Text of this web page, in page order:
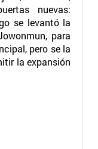
nuevas:
se levantó la
para
pero se la
la expansión